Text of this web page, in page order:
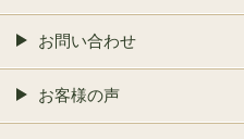
お問い合わせ
お客様の声